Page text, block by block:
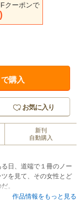
クーポンで
で購入
お気に入り
新刊
自動購入
日、道端で１冊のノー
を見て、その女性とど
。
かめるため、女性のパ
作品情報をもっと見る